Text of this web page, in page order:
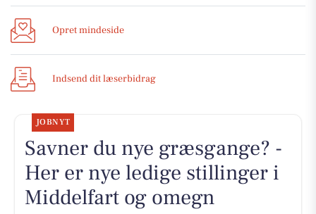
Opret mindeside
Indsend dit læserbidrag
JOBNYT
Savner du nye græsgange? -
Her er nye ledige stillinger i
Middelfart og omegn